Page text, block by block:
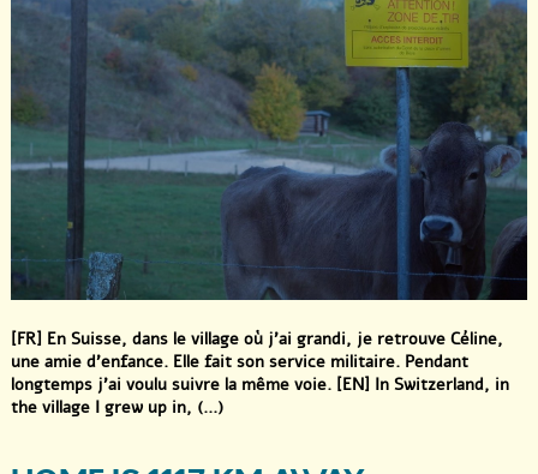
[FR] En Suisse, dans le village où j’ai grandi, je retrouve Céline,
une amie d’enfance. Elle fait son service militaire. Pendant
longtemps j’ai voulu suivre la même voie. [EN] In Switzerland, in
the village I grew up in, (...)